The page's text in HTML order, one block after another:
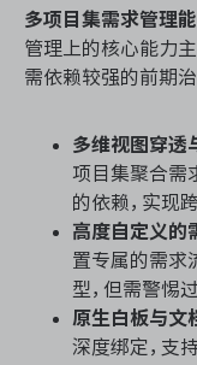
多项目集需求管理
管理上的核心能力
需依赖较强的前期治
多维视图穿透
项目集聚合需
的依赖，实现
高度自定义的
置专属的需求
型，但需警惕
原生白板与文
深度绑定，支